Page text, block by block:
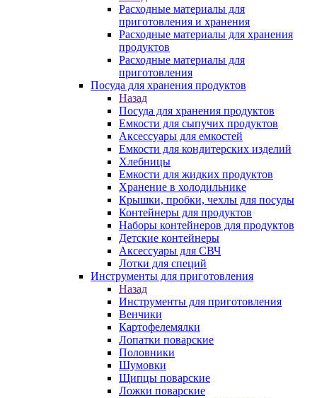
Расходные материалы для
приготовления и хранения
Расходные материалы для хранения
продуктов
Расходные материалы для
приготовления
Посуда для хранения продуктов
Назад
Посуда для хранения продуктов
Емкости для сыпучих продуктов
Аксессуары для емкостей
Емкости для кондитерских изделий
Хлебницы
Емкости для жидких продуктов
Хранение в холодильнике
Крышки, пробки, чехлы для посуды
Контейнеры для продуктов
Наборы контейнеров для продуктов
Детские контейнеры
Аксессуары для СВЧ
Лотки для специй
Инструменты для приготовления
Назад
Инструменты для приготовления
Венчики
Картофелемялки
Лопатки поварские
Половники
Шумовки
Щипцы поварские
Ложки поварские